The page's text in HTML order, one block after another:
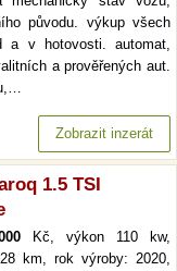
původu. výkup všech
a v hotovosti. automat,
a prověřených aut.
Zobrazit inzerát
1.5 TSI
Kč, výkon 110 kw,
km, rok výroby: 2020,